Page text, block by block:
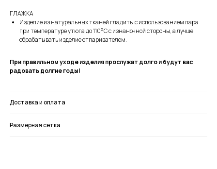
ГЛАЖКА
Изделие из натуральных тканей гладить с использованием пара
при температуре утюга до 110°C с изнаночной стороны, а лучше
обрабатывать изделие отпаривателем.
При правильном уходе изделия прослужат долго и будут вас
радовать долгие годы!
Доставка и оплата
Размерная сетка